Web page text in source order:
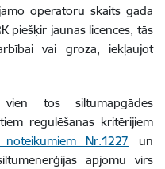
operatoru skaits gada
piešķir jaunas licences, tās
vai groza, iekļaujot
tos siltumapgādes
regulēšanas kritērijiem
Nr.1227 un
apjomu virs